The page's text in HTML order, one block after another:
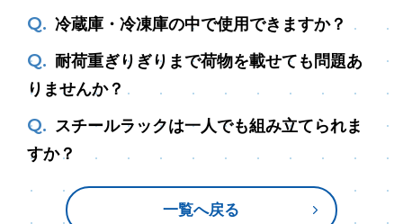
冷蔵庫・冷凍庫の中で使用できますか？
耐荷重ぎりぎりまで荷物を載せても問題あ
りませんか？
スチールラックは一人でも組み立てられま
すか？
一覧へ戻る